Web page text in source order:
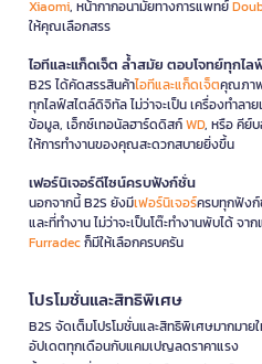
Xiaomi, หน้ากากอนามัยทางการแพทย์
ให้คุณเลือกสรร
ไอทีและแก็ดเจ็ต ล้ำสมัย ตอบโจทย์ทุกไล
B2S ได้คัดสรรสินค้าไอทีและแก็ดเจ็ตคุณภาพ
ทุกไลฟ์สไตล์ดิจิทัล ไม่ว่าจะเป็น เครื่องทำลาย
ข้อมูล, เอ็กซ์เทอนัลฮาร์ดดิสก์WD, หรือ คีย์บ
ให้การทำงานของคุณสะดวกสบายยิ่งขึ้น
เฟอร์นิเจอร์ดีไซน์ครบฟังก์ชั่น
นอกจากนี้ B2S ยังมีเฟอร์นิเจอร์ครบทุกฟังก์
และที่ทำงาน ไม่ว่าจะเป็นโต๊ะทำงานพับได้ จา
Furradecก็มีให้เลือกครบครัน
โปรโมชั่นและสิทธิพิเศษ
B2S จัดเต็มโปรโมชั่นและสิทธิพิเศษมากมา
อัปเดตทุกเดือนกับแคมเปญลดราคาแรง